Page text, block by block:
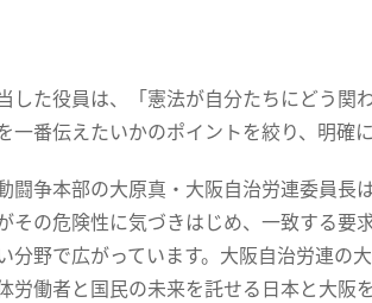
た役員は、「憲法が自分たちにどう関
一番伝えたいかのポイントを絞り、明確
闘争本部の大原真・大阪自治労連委員長
その危険性に気づきはじめ、一致する要
分野で広がっています。大阪自治労連の
労働者と国民の未来を託せる日本と大阪